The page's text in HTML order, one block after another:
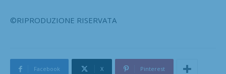
©RIPRODUZIONE RISERVATA
Facebook X Pinterest